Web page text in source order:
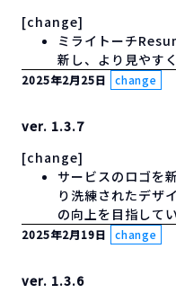
[change]
ミライトーチ
新し、より見やす
2025年2月25日 change
ver. 1.3.7
[change]
サービスのロゴを
り洗練されたデザ
の向上を目指してい
2025年2月19日 change
ver. 1.3.6